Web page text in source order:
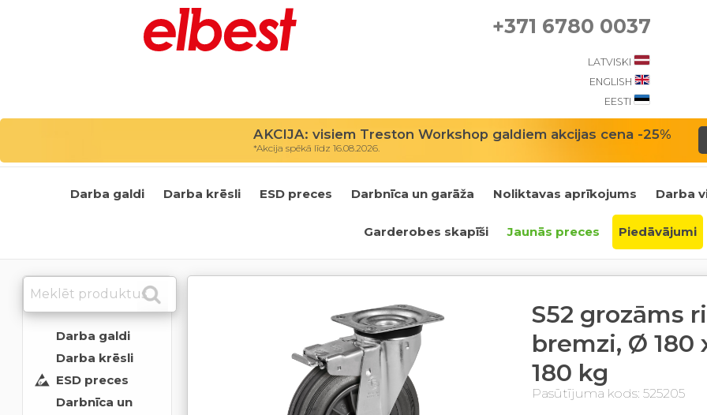
+371 6780 0037
LATVISKI
ENGLISH
EESTI
AKCIJA: visiem Treston Workshop galdiem akcijas cena -25%
*Akcija spēkā līdz 16.08.2026.
Darba galdi Darba krēsli ESD preces Darbnīca un garāža Noliktavas aprīkojums Darba
Garderobes skapīši Jaunās preces Piedāvājumi
Darba galdi
Darba krēsli
ESD preces
Darbnīca un
S52 grozāms
bremzi, Ø 180
180 kg
Pasūtījuma kods: 525205